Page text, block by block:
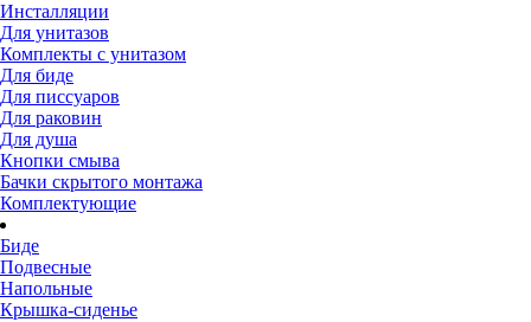
Инсталляции
Для унитазов
Комплекты с унитазом
Для биде
Для писсуаров
Для раковин
Для душа
Кнопки смыва
Бачки скрытого монтажа
Комплектующие
Биде
Подвесные
Напольные
Крышка-сиденье